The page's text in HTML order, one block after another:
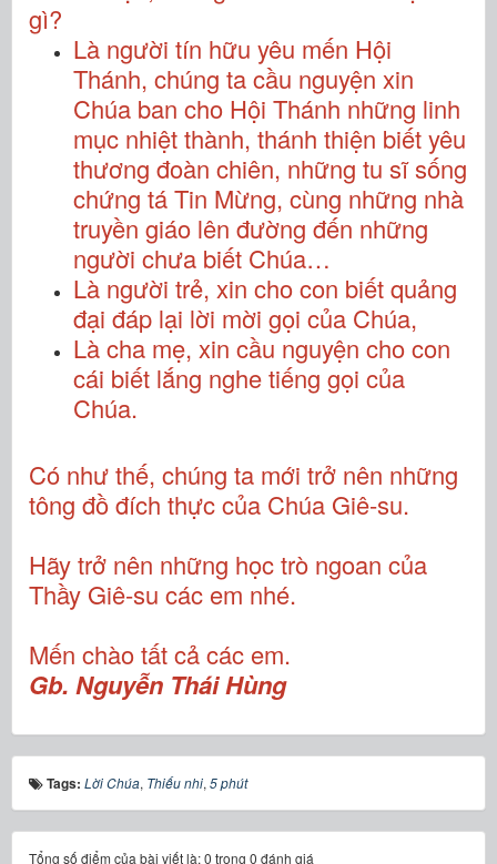
gì?
Là người tín hữu yêu mến Hội
Thánh, chúng ta cầu nguyện xin
Chúa ban cho Hội Thánh những linh
mục nhiệt thành, thánh thiện biết yêu
thương đoàn chiên, những tu sĩ sống
chứng tá Tin Mừng, cùng những nhà
truyền giáo lên đường đến những
người chưa biết Chúa…
Là người trẻ, xin cho con biết quảng
đại đáp lại lời mời gọi của Chúa,
Là cha mẹ, xin cầu nguyện cho con
cái biết lắng nghe tiếng gọi của
Chúa.
Có như thế, chúng ta mới trở nên những
tông đồ đích thực của Chúa Giê-su.
Hãy trở nên những học trò ngoan của
Thầy Giê-su các em nhé.
Mến chào tất cả các em.
Gb. Nguyễn Thái Hùng
Tags: Lời Chúa, Thiếu nhi, 5 phút
Tổng số điểm của bài viết là: 0 trong 0 đánh giá